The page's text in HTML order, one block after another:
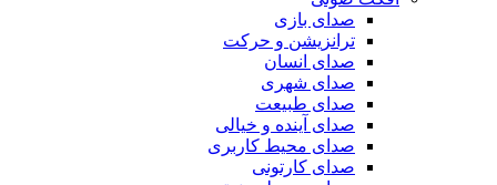
صدای بازی
ترانزیشن و حرکت
صدای انسان
صدای شهری
صدای طبیعت
صدای آینده و خیالی
صدای محیط کاربری
صدای کارتونی